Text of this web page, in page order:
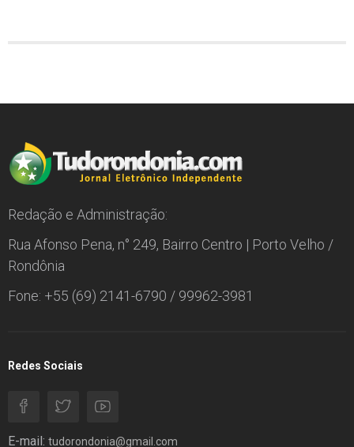
Redação e Administração:
Rua Afonso Pena, n° 249, Bairro Centro | Porto Velho /
Rondônia
Fone: +55 (69) 2141-6790 / 99962-3981
Redes Sociais
E-mail: tudorondonia@gmail.com